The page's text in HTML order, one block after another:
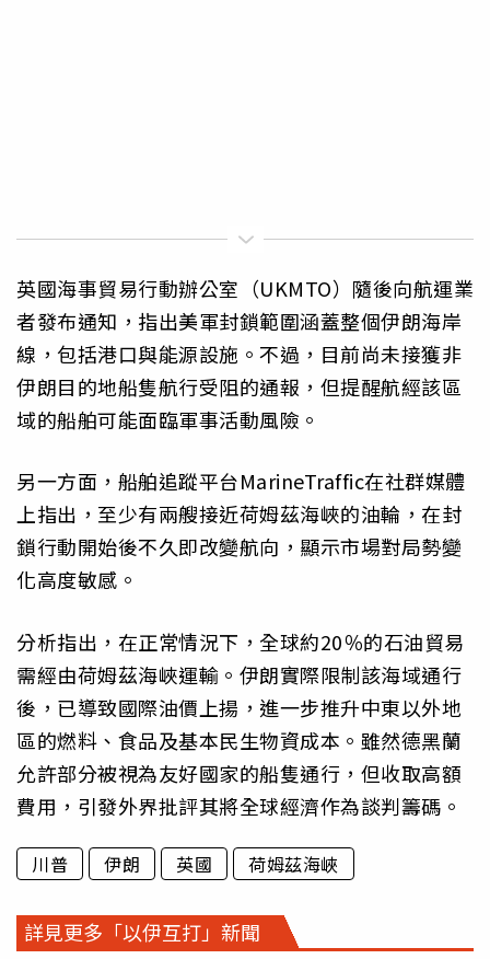
英國海事貿易行動辦公室（UKMTO）隨後向航運業
者發布通知，指出美軍封鎖範圍涵蓋整個伊朗海岸
線，包括港口與能源設施。不過，目前尚未接獲非
伊朗目的地船隻航行受阻的通報，但提醒航經該區
域的船舶可能面臨軍事活動風險。
另一方面，船舶追蹤平台MarineTraffic在社群媒體
上指出，至少有兩艘接近荷姆茲海峽的油輪，在封
鎖行動開始後不久即改變航向，顯示市場對局勢變
化高度敏感。
分析指出，在正常情況下，全球約20％的石油貿易
需經由荷姆茲海峽運輸。伊朗實際限制該海域通行
後，已導致國際油價上揚，進一步推升中東以外地
區的燃料、食品及基本民生物資成本。雖然德黑蘭
允許部分被視為友好國家的船隻通行，但收取高額
費用，引發外界批評其將全球經濟作為談判籌碼。
川普 伊朗 英國 荷姆茲海峽
詳見更多「以伊互打」新聞